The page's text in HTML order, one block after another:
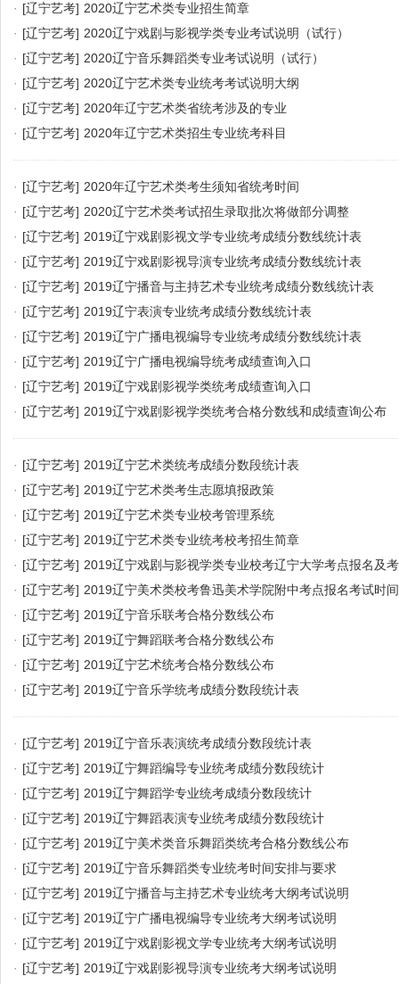
· [辽宁艺考] 2020辽宁艺术类专业招生简章
· [辽宁艺考] 2020辽宁戏剧与影视学类专业考试说明（试行）
· [辽宁艺考] 2020辽宁音乐舞蹈类专业考试说明（试行）
· [辽宁艺考] 2020辽宁艺术类专业统考考试说明大纲
· [辽宁艺考] 2020年辽宁艺术类省统考涉及的专业
· [辽宁艺考] 2020年辽宁艺术类招生专业统考科目
· [辽宁艺考] 2020年辽宁艺术类考生须知省统考时间
· [辽宁艺考] 2020辽宁艺术类考试招生录取批次将做部分调整
· [辽宁艺考] 2019辽宁戏剧影视文学专业统考成绩分数线统计表
· [辽宁艺考] 2019辽宁戏剧影视导演专业统考成绩分数线统计表
· [辽宁艺考] 2019辽宁播音与主持艺术专业统考成绩分数线统计表
· [辽宁艺考] 2019辽宁表演专业统考成绩分数线统计表
· [辽宁艺考] 2019辽宁广播电视编导专业统考成绩分数线统计表
· [辽宁艺考] 2019辽宁广播电视编导统考成绩查询入口
· [辽宁艺考] 2019辽宁戏剧影视学类统考成绩查询入口
· [辽宁艺考] 2019辽宁戏剧影视学类统考合格分数线和成绩查询公布
· [辽宁艺考] 2019辽宁艺术类统考成绩分数段统计表
· [辽宁艺考] 2019辽宁艺术类考生志愿填报政策
· [辽宁艺考] 2019辽宁艺术类专业校考管理系统
· [辽宁艺考] 2019辽宁艺术类专业统考校考招生简章
· [辽宁艺考] 2019辽宁戏剧与影视学类专业校考辽宁大学考点报名及
· [辽宁艺考] 2019辽宁美术类校考鲁迅美术学院附中考点报名考试时间
· [辽宁艺考] 2019辽宁音乐联考合格分数线公布
· [辽宁艺考] 2019辽宁舞蹈联考合格分数线公布
· [辽宁艺考] 2019辽宁艺术统考合格分数线公布
· [辽宁艺考] 2019辽宁音乐学统考成绩分数段统计表
· [辽宁艺考] 2019辽宁音乐表演统考成绩分数段统计表
· [辽宁艺考] 2019辽宁舞蹈编导专业统考成绩分数段统计
· [辽宁艺考] 2019辽宁舞蹈学专业统考成绩分数段统计
· [辽宁艺考] 2019辽宁舞蹈表演专业统考成绩分数段统计
· [辽宁艺考] 2019辽宁美术类音乐舞蹈类统考合格分数线公布
· [辽宁艺考] 2019辽宁音乐舞蹈类专业统考时间安排与要求
· [辽宁艺考] 2019辽宁播音与主持艺术专业统考大纲考试说明
· [辽宁艺考] 2019辽宁广播电视编导专业统考大纲考试说明
· [辽宁艺考] 2019辽宁戏剧影视文学专业统考大纲考试说明
· [辽宁艺考] 2019辽宁戏剧影视导演专业统考大纲考试说明